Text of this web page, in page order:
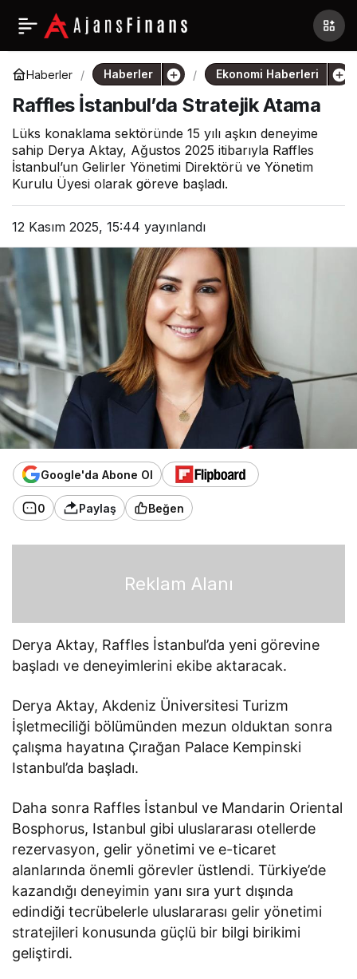
Haberler Haberler Ekonomi Haberleri
Raffles İstanbul’da Stratejik Atama
Lüks konaklama sektöründe 15 yılı aşkın deneyime
sahip Derya Aktay, Ağustos 2025 itibarıyla Raffles
İstanbul’un Gelirler Yönetimi Direktörü ve Yönetim
Kurulu Üyesi olarak göreve başladı.
12 Kasım 2025, 15:44 yayınlandı
Google'da Abone Ol
0 Paylaş Beğen
Reklam Alanı
Derya Aktay, Raffles İstanbul’da yeni görevine
başladı ve deneyimlerini ekibe aktaracak.
Derya Aktay, Akdeniz Üniversitesi Turizm
İşletmeciliği bölümünden mezun olduktan sonra
çalışma hayatına Çırağan Palace Kempinski
Istanbul’da başladı.
Daha sonra Raffles İstanbul ve Mandarin Oriental
Bosphorus, Istanbul gibi uluslararası otellerde
rezervasyon, gelir yönetimi ve e-ticaret
alanlarında önemli görevler üstlendi. Türkiye’de
kazandığı deneyimin yanı sıra yurt dışında
edindiği tecrübelerle uluslararası gelir yönetimi
stratejileri konusunda güçlü bir bilgi birikimi
geliştirdi.